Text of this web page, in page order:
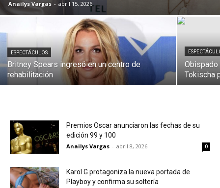
Anailys Vargas - abril 15, 2026
ESPECTÁCULOS
Britney Spears ingresó en un centro de
rehabilitación
Obispado
Tokischa
Premios Oscar anunciaron las fechas de su
edición 99 y 100
Anailys Vargas - abril 8, 2026 0
Karol G protagoniza la nueva portada de
Playboy y confirma su soltería